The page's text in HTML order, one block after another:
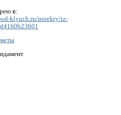
в:
klyuch.ru/proekty/iz-